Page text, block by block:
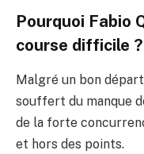
Pourquoi Fabio
course difficile ?
Malgré un bon
souffert du manque
de la forte
et hors des points.